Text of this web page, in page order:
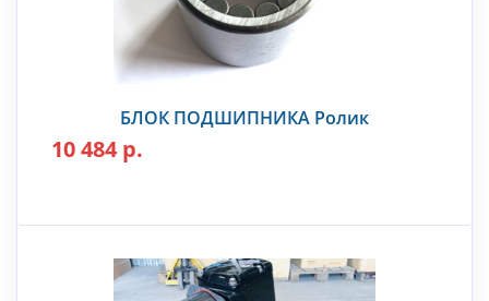
БЛОК ПОДШИПНИКА Ролик
10 484 р.